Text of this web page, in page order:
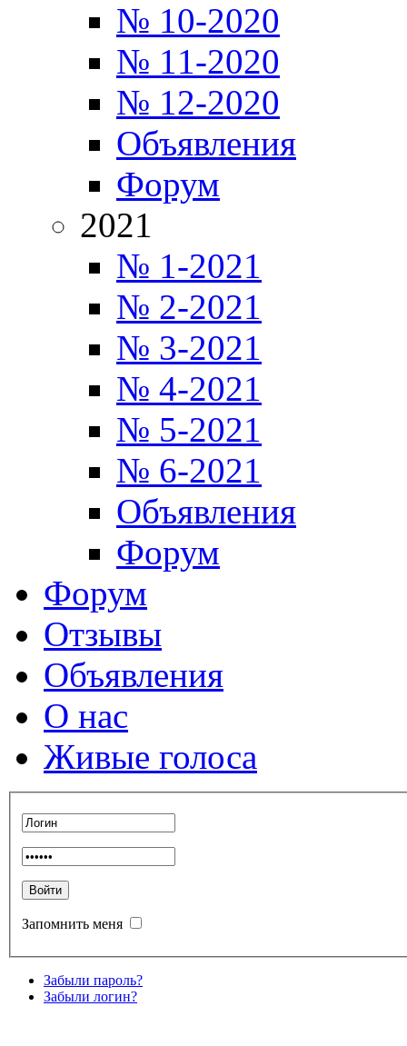
№ 10-2020
№ 11-2020
№ 12-2020
Объявления
Форум
2021
№ 1-2021
№ 2-2021
№ 3-2021
№ 4-2021
№ 5-2021
№ 6-2021
Объявления
Форум
Форум
Отзывы
Объявления
О нас
Живые голоса
Запомнить меня
Забыли пароль?
Забыли логин?